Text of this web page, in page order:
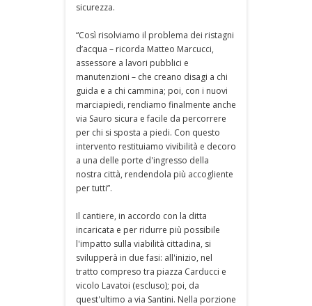
sicurezza.
“Così risolviamo il problema dei ristagni
d’acqua – ricorda Matteo Marcucci,
assessore a lavori pubblici e
manutenzioni – che creano disagi a chi
guida e a chi cammina; poi, con i nuovi
marciapiedi, rendiamo finalmente anche
via Sauro sicura e facile da percorrere
per chi si sposta a piedi. Con questo
intervento restituiamo vivibilità e decoro
a una delle porte d'ingresso della
nostra città, rendendola più accogliente
per tutti”.
Il cantiere, in accordo con la ditta
incaricata e per ridurre più possibile
l'impatto sulla viabilità cittadina, si
svilupperà in due fasi: all'inizio, nel
tratto compreso tra piazza Carducci e
vicolo Lavatoi (escluso); poi, da
quest'ultimo a via Santini. Nella porzione